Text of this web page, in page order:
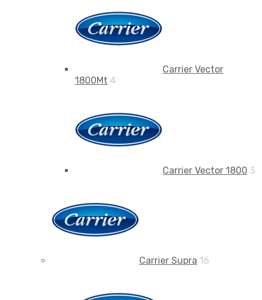
Carrier Vector
1800Mt 4
Carrier Vector 1800 3
Carrier Supra 16